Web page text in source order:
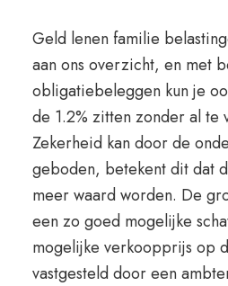
Geld lenen familie
aan ons overzicht, en met
obligatiebeleggen kun je
de 1.2% zitten zonder al te
Zekerheid kan door de
geboden, betekent dit dat
meer waard worden. De
een zo goed mogelijke
mogelijke verkoopprijs op
vastgesteld door een